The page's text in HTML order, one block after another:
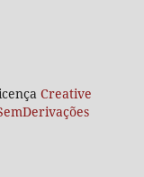
Creative